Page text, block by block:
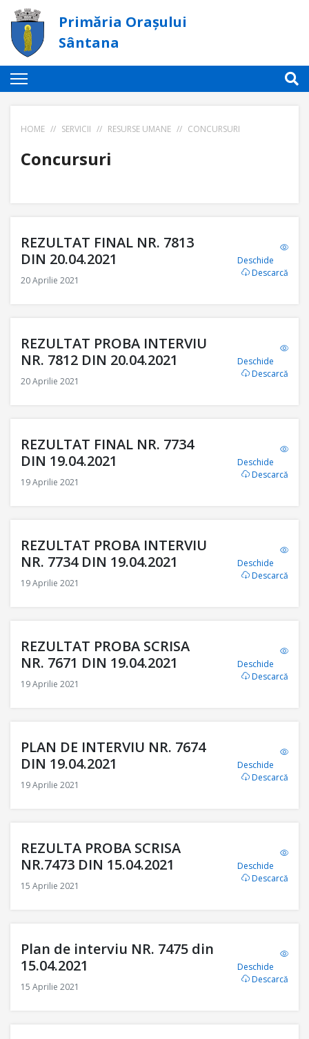
Primăria Orașului
Sântana
HOME // SERVICII // RESURSE UMANE // CONCURSURI
Concursuri
REZULTAT FINAL NR. 7813
DIN 20.04.2021
20 Aprilie 2021
Deschide
Descarcă
REZULTAT PROBA INTERVIU
NR. 7812 DIN 20.04.2021
20 Aprilie 2021
Deschide
Descarcă
REZULTAT FINAL NR. 7734
DIN 19.04.2021
19 Aprilie 2021
Deschide
Descarcă
REZULTAT PROBA INTERVIU
NR. 7734 DIN 19.04.2021
19 Aprilie 2021
Deschide
Descarcă
REZULTAT PROBA SCRISA
NR. 7671 DIN 19.04.2021
19 Aprilie 2021
Deschide
Descarcă
PLAN DE INTERVIU NR. 7674
DIN 19.04.2021
19 Aprilie 2021
Deschide
Descarcă
REZULTA PROBA SCRISA
NR.7473 DIN 15.04.2021
15 Aprilie 2021
Deschide
Descarcă
Plan de interviu NR. 7475 din
15.04.2021
15 Aprilie 2021
Deschide
Descarcă